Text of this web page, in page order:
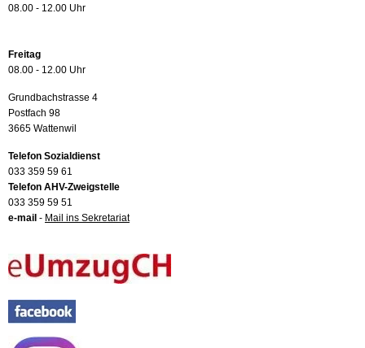
08.00 - 12.00 Uhr
Freitag
08.00 - 12.00 Uhr
Grundbachstrasse 4
Postfach 98
3665 Wattenwil
Telefon Sozialdienst
033 359 59 61
Telefon AHV-Zweigstelle
033 359 59 51
e-mail - Mail ins Sekretariat